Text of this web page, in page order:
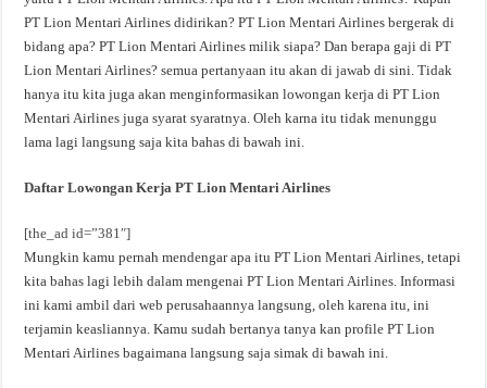
PT Lion Mentari Airlines didirikan? PT Lion Mentari Airlines bergerak di
bidang apa? PT Lion Mentari Airlines milik siapa? Dan berapa gaji di PT
Lion Mentari Airlines? semua pertanyaan itu akan di jawab di sini. Tidak
hanya itu kita juga akan menginformasikan lowongan kerja di PT Lion
Mentari Airlines juga syarat syaratnya. Oleh karna itu tidak menunggu
lama lagi langsung saja kita bahas di bawah ini.
Daftar Lowongan Kerja PT Lion Mentari Airlines
[the_ad id=”381″]
Mungkin kamu pernah mendengar apa itu PT Lion Mentari Airlines, tetapi
kita bahas lagi lebih dalam mengenai PT Lion Mentari Airlines. Informasi
ini kami ambil dari web perusahaannya langsung, oleh karena itu, ini
terjamin keasliannya. Kamu sudah bertanya tanya kan profile PT Lion
Mentari Airlines bagaimana langsung saja simak di bawah ini.